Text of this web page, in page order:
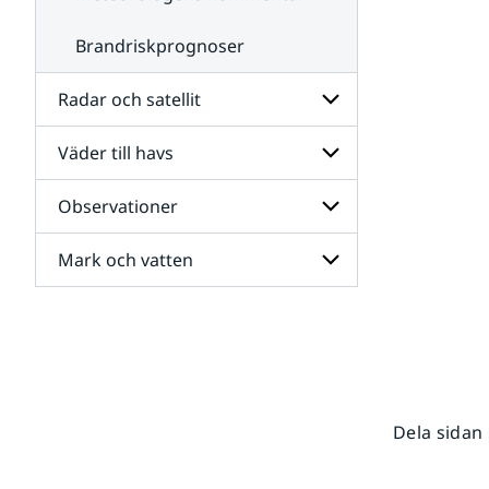
Brandriskprognoser
Radar och satellit
Undersidor
för
Radar
och
satellit
Väder till havs
Undersidor
för
Väder
till
havs
Observationer
Undersidor
för
Mark och vatten
Dela sidan